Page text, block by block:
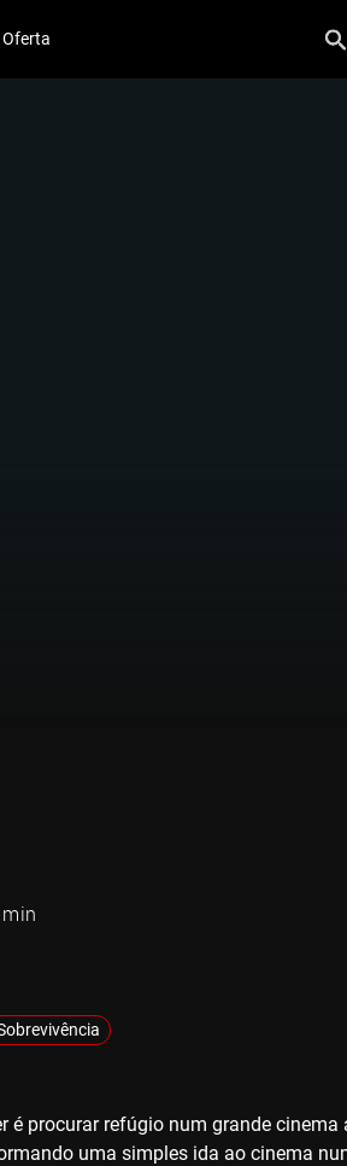
procurar refúgio num grande
uma simples ida ao cinema